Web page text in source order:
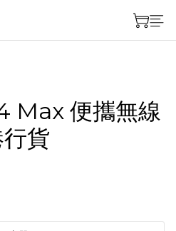
Max 便攜無線
貨